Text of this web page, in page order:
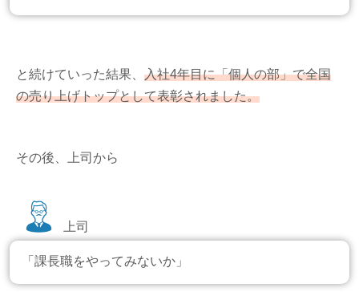
と続けていった結果、 入社4年目に「個人の部」で全国
の売り上げトップとして表彰されました。
その後、上司から
上司
「課長職をやってみないか」